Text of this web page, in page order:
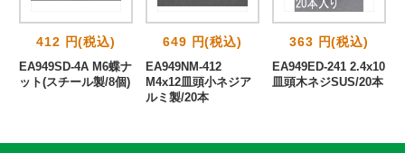
412 円(税込)
EA949SD-4A M6蝶ナ
ット(スチール製/8個)
649 円(税込)
EA949NM-412
M4x12皿頭小ネジア
ルミ製/20本
363 円(税込)
EA949ED-241 2.4x10
皿頭木ネジSUS/20本